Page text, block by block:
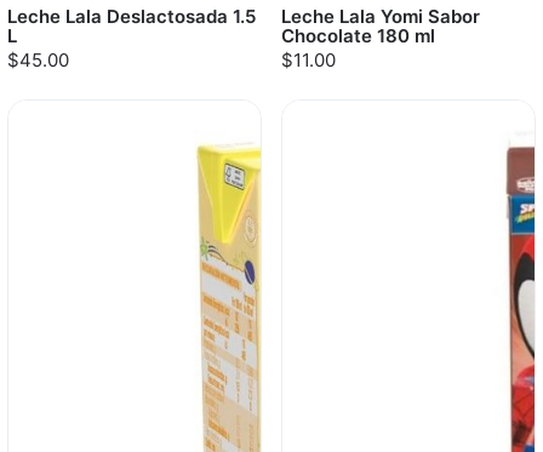
Leche Lala Deslactosada 1.5
L
$45.00
Leche Lala Yomi Sabor
Chocolate 180 ml
$11.00